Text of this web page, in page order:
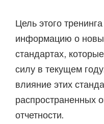
Цель этого
информацию о
стандартах,
силу в текущем
влияние этих
распространенных
отчетности.